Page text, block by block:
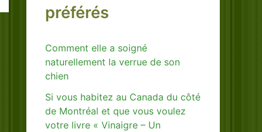
préférés
Comment elle a soigné
naturellement la verrue de son
chien
Si vous habitez au Canada du côté
de Montréal et que vous voulez
votre livre « Vinaigre – Un